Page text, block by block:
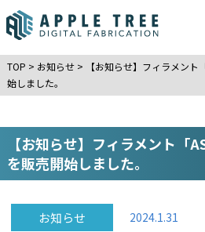
TOP > お知らせ>
【お知らせ】フィラメン
始しました。
【お知らせ】フィラメント「
を販売開始しました。
お知らせ 2024.1.31